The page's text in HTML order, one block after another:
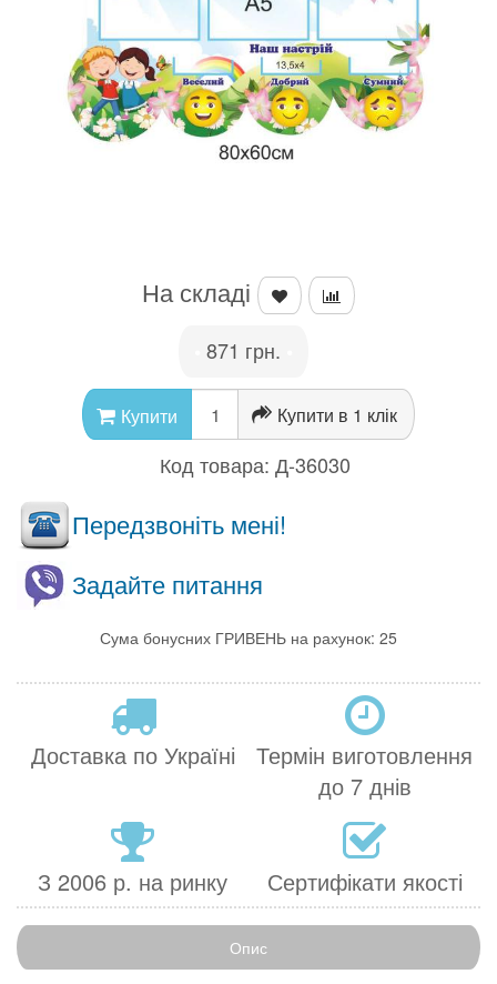
На складі
871 грн.
Купити Купити в 1 клік
Код товара: Д-36030
Передзвоніть мені!
Задайте питання
Сума бонусних ГРИВЕНЬ на рахунок: 25
Доставка по Україні
Термін виготовлення
до 7 днів
З 2006 р. на ринку Сертифікати якості
Опис